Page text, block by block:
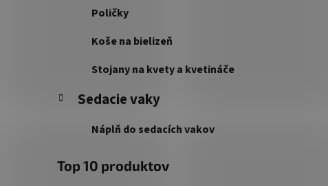
Poličky
Koše na bielizeň
Stojany na kvety a kvetináče
Sedacie vaky
Náplň do sedacích vakov
Top 10 produktov